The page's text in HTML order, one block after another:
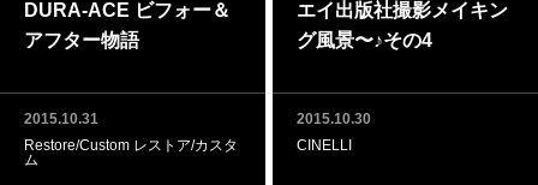
DURA-ACE ビフォー＆
アフター物語
2015.10.31
Restore/Custom レストア/カスタ
ム
エイ出版社撮影メイキン
グ風景〜♪その4
2015.10.30
CINELLI